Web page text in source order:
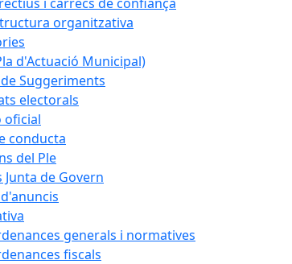
organitzativa
d'Actuació Municipal)
Suggeriments
electorals
oficial
conducta
del Ple
Junta de Govern
generals i normatives
fiscals